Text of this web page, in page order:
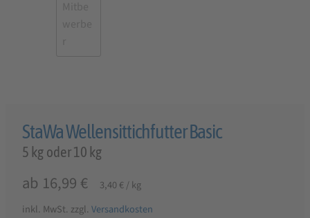
StaWa Wellensittichfutter Basic
5 kg oder 10 kg
ab 16,99 € 3,40 €/kg
inkl. MwSt. zzgl. Versandkosten